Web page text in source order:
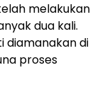
melakukan
dua kali.
diamanakan di
proses